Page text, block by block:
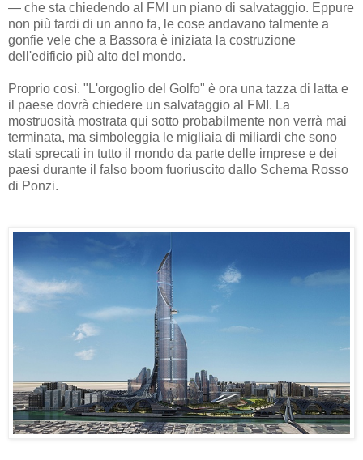
— che sta chiedendo al FMI un piano di salvataggio. Eppure
non più tardi di un anno fa, le cose andavano talmente a
gonfie vele che a Bassora è iniziata la costruzione
dell'edificio più alto del mondo.
Proprio così. "L'orgoglio del Golfo" è ora una tazza di latta e
il paese dovrà chiedere un salvataggio al FMI. La
mostruosità mostrata qui sotto probabilmente non verrà mai
terminata, ma simboleggia le migliaia di miliardi che sono
stati sprecati in tutto il mondo da parte delle imprese e dei
paesi durante il falso boom fuoriuscito dallo Schema Rosso
di Ponzi.